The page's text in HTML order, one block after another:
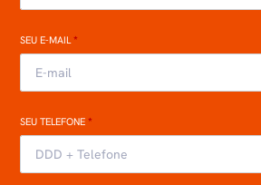
SEU E-MAIL*
SEU TELEFONE*